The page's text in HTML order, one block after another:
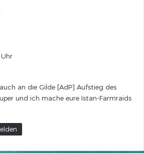
Uhr
an die Gilde [AdP] Aufstieg des
und ich mache eure Istan-Farmraids